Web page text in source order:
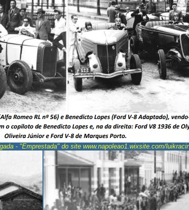
- "Emprestada" do site www.napoleao1.wixsite.com/